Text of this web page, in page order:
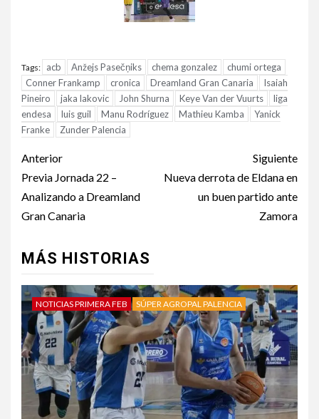
Tags: acb Anžejs Pasečņiks chema gonzalez
chumi ortega
Conner Frankamp
cronica Dreamland Gran Canaria
Isaiah
Pineiro
jaka lakovic John Shurna Keye Van der Vuurts
liga
endesa
luis guil Manu Rodríguez Mathieu Kamba
Yanick
Franke
Zunder Palencia
Anterior
Previa Jornada 22 –
Analizando a Dreamland
Gran Canaria
Siguiente
Nueva derrota de Eldana en
un buen partido ante
Zamora
MÁS HISTORIAS
NOTICIAS PRIMERA FEB SÚPER AGROPAL PALENCIA